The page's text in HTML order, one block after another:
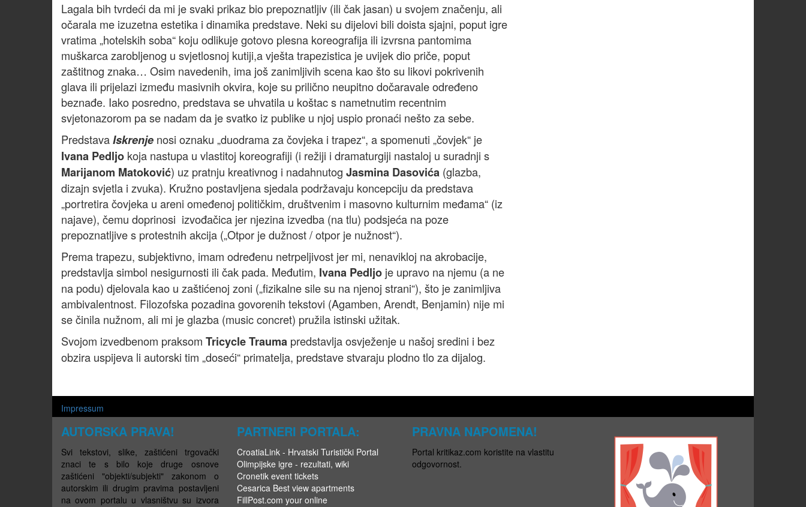
Lagala bih tvrdeći da mi je svaki prikaz bio prepoznatljiv (ili čak jasan) u svojem značenju, ali
očarala me izuzetna estetika i dinamika predstave. Neki su dijelovi bili doista sjajni, poput igre
vratima „hotelskih soba“ koju odlikuje gotovo plesna koreografija ili izvrsna pantomima
muškarca zarobljenog u svjetlosnoj kutiji,a vješta trapezistica je uvijek dio priče, poput
zaštitnog znaka… Osim navedenih, ima još zanimljivih scena kao što su likovi pokrivenih
glava ili prijelazi između masivnih okvira, koje su prilično neupitno dočaravale određeno
beznađe. Iako posredno, predstava se uhvatila u koštac s nametnutim recentnim
svjetonazorom pa se nadam da je svatko iz publike u njoj uspio pronaći nešto za sebe.
PredstavaIskrenje nosi oznaku „duodrama za čovjeka i trapez“, a spomenuti „čovjek“ je
Ivana Pedljo koja nastupa u vlastitoj koreografiji (i režiji i dramaturgiji nastaloj u suradnji s
Marijanom Matoković) uz pratnju kreativnog i nadahnutog Jasmina Dasovića (glazba,
dizajn svjetla i zvuka). Kružno postavljena sjedala podržavaju koncepciju da predstava
„portretira čovjeka u areni omeđenoj političkim, društvenim i masovno kulturnim međama“ (iz
najave), čemu doprinosi izvođačica jer njezina izvedba (na tlu) podsjeća na poze
prepoznatljive s protestnih akcija („Otpor je dužnost / otpor je nužnost“).
Prema trapezu, subjektivno, imam određenu netrpeljivost jer mi, nenavikloj na akrobacije,
predstavlja simbol nesigurnosti ili čak pada. Međutim, Ivana Pedljo je upravo na njemu (a ne
na podu) djelovala kao u zaštićenoj zoni („fizikalne sile su na njenoj strani“), što je zanimljiva
ambivalentnost. Filozofska pozadina govorenih tekstovi (Agamben, Arendt, Benjamin) nije mi
se činila nužnom, ali mi je glazba (music concret) pružila istinski užitak.
Svojom izvedbenom praksom Tricycle Trauma predstavlja osvježenje u našoj sredini i bez
obzira uspijeva li autorski tim „doseći“ primatelja, predstave stvaraju plodno tlo za dijalog.
Impressum
AUTORSKA PRAVA!
Svi tekstovi, slike, zaštićeni trgovački
znaci te s bilo koje druge osnove
zaštićeni "objekti/subjekti" zakonom o
autorskim ili drugim pravima postavljeni
na ovom portalu u vlasništvu su izvora
PARTNERI PORTALA:
CroatiaLink - Hrvatski Turistički Portal
Olimpijske igre - rezultati, wiki
Cronetik event tickets
Cesarica Best view apartments
FillPost.com your online
PRAVNA NAPOMENA!
Portal kritikaz.com koristite na vlastitu
odgovornost.